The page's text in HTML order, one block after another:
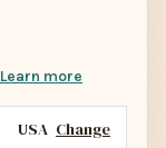
Learn more
USA Change